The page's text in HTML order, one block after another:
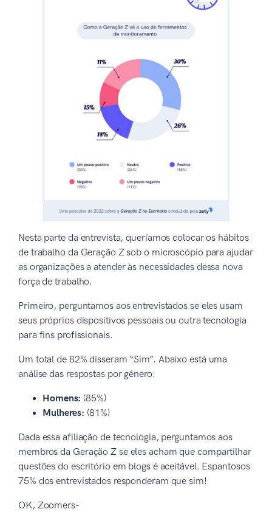
Nesta parte da entrevista, queríamos colocar os hábitos
de trabalho da Geração Z sob o microscópio para ajudar
as organizações a atender às necessidades dessa nova
força de trabalho.
Primeiro, perguntamos aos entrevistados se eles usam
seus próprios dispositivos pessoais ou outra tecnologia
para fins profissionais.
Um total de 82% disseram “Sim”. Abaixo está uma
análise das respostas por gênero:
Homens: (85%)
Mulheres: (81%)
Dada essa afiliação de tecnologia, perguntamos aos
membros da Geração Z se eles acham que compartilhar
questões do escritório em blogs é aceitável. Espantosos
75% dos entrevistados responderam que sim!
OK, Zoomers-